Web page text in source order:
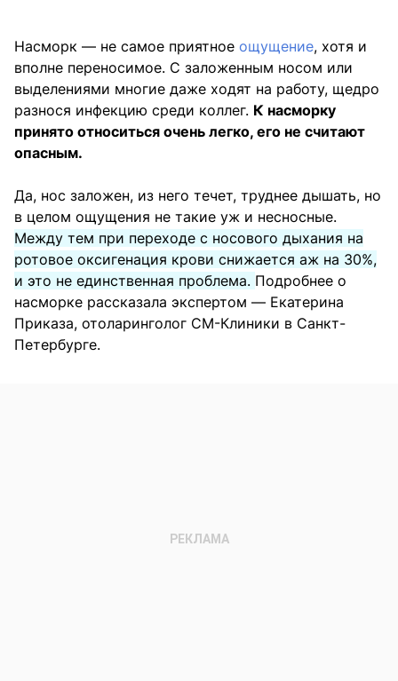
Насморк — не самое приятное ощущение, хотя и
вполне переносимое. С заложенным носом или
выделениями многие даже ходят на работу, щедро
разнося инфекцию среди коллег. К насморку
принято относиться очень легко, его не считают
опасным.
Да, нос заложен, из него течет, труднее дышать, но
в целом ощущения не такие уж и несносные.
Между тем при переходе с носового дыхания на
ротовое оксигенация крови снижается аж на 30%,
и это не единственная проблема. Подробнее о
насморке рассказала экспертом — Екатерина
Приказа, отоларинголог СМ-Клиники в Санкт-
Петербурге.